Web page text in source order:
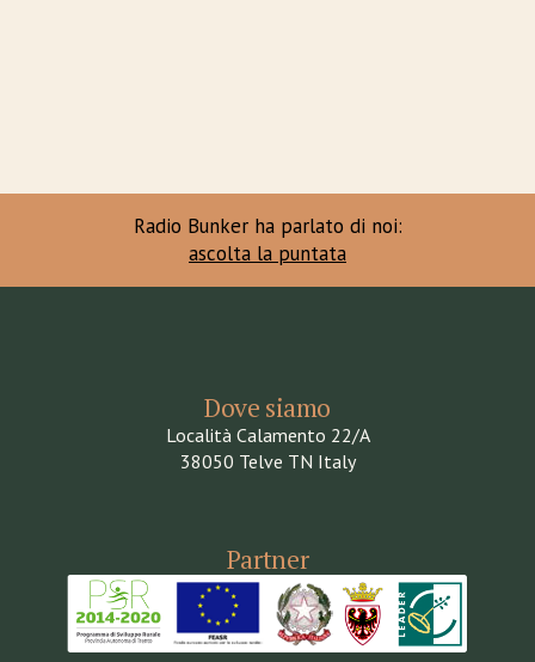
Radio Bunker ha parlato di noi:
ascolta la puntata
Dove siamo
Località Calamento 22/A
38050 Telve TN Italy
Partner